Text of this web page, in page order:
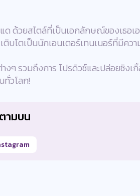
ด้วยสไตล์ที่เป็นเอกลักษณ์ของเธอ
บโตเป็นนักเอนเตอร์เทนเนอร์ที่มีคว
ๆ รวมถึงการ โปรดิวซ์และปล่อยซิงเ
ทั่วโลก!
ามบน